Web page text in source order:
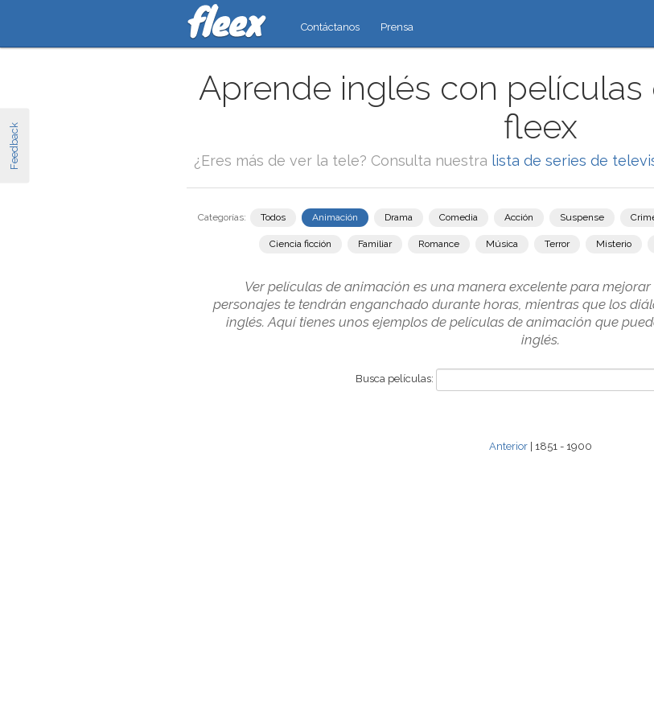
Feedback
Contáctanos Prensa
Aprende inglés con películas
fleex
¿Eres más de ver la tele? Consulta nuestra lista de series de
Categorías: Todos Animación Drama Comedia Acción Suspense
Ciencia ficción Familiar Romance Música Terror Misterio
Ver películas de animación es una manera excelente para
personajes te tendrán enganchado durante horas, mientras que los
inglés. Aquí tienes unos ejemplos de películas de animación que
inglés.
Busca películas:
Anterior | 1851 - 1900